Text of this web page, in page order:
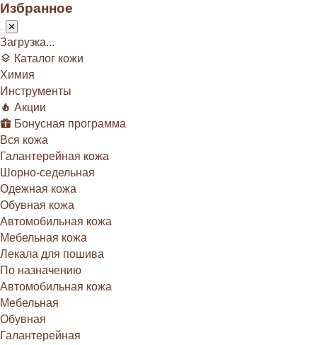
Избранное
Загрузка...
Каталог кожи
Химия
Инструменты
Акции
Бонусная программа
Вся кожа
Галантерейная кожа
Шорно-седельная
Одежная кожа
Обувная кожа
Автомобильная кожа
Мебельная кожа
Лекала для пошива
По назначению
Автомобильная кожа
Мебельная
Обувная
Галантерейная